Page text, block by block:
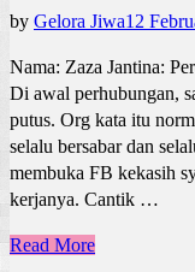
by Gelora Jiwa12
Nama: Zaza Jantina:
Di awal perhubungan,
putus. Org kata itu
selalu bersabar dan
membuka FB kekasih
kerjanya. Cantik …
Read More